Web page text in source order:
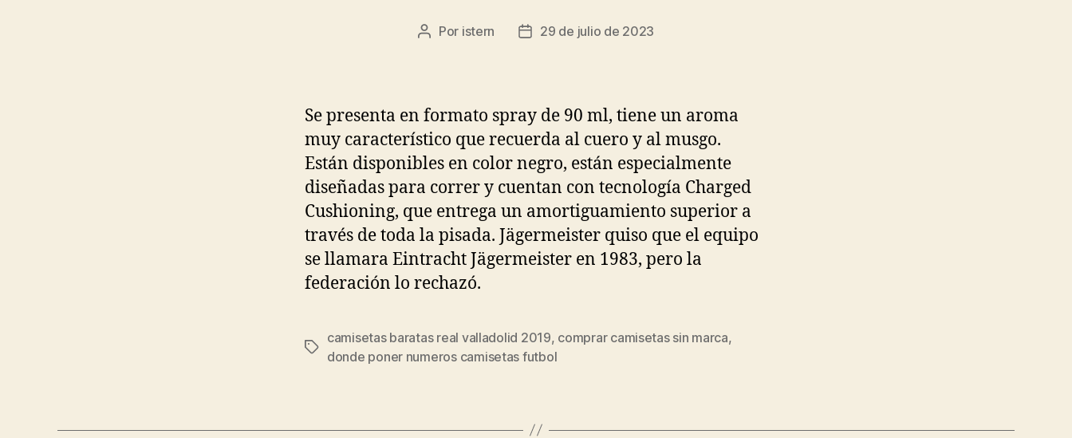
Autor
Por istern
Fecha29 de julio de 2023
Se presenta en formato spray de 90 ml, tiene un aroma
muy característico que recuerda al cuero y al musgo.
Están disponibles en color negro, están especialmente
diseñadas para correr y cuentan con tecnología Charged
Cushioning, que entrega un amortiguamiento superior a
través de toda la pisada. Jägermeister quiso que el equipo
se llamara Eintracht Jägermeister en 1983, pero la
federación lo rechazó.
Etiquetas
camisetas baratas real valladolid 2019, comprar camisetas sin marca,
donde poner numeros camisetas futbol